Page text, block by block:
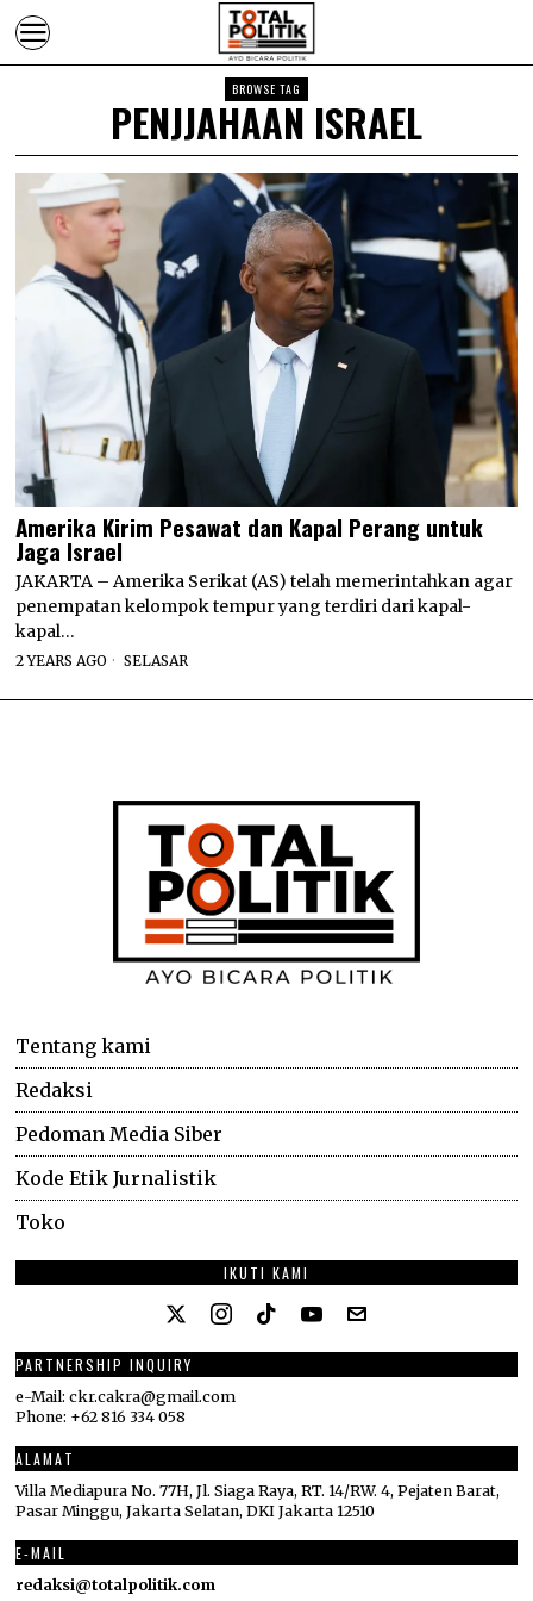
BROWSE TAG
PENJJAHAAN ISRAEL
Amerika Kirim Pesawat dan Kapal Perang untuk
Jaga Israel
JAKARTA – Amerika Serikat (AS) telah memerintahkan agar
penempatan kelompok tempur yang terdiri dari kapal-
kapal…
2 YEARS AGO SELASAR
Tentang kami
Redaksi
Pedoman Media Siber
Kode Etik Jurnalistik
Toko
IKUTI KAMI
PARTNERSHIP INQUIRY
e-Mail: ckr.cakra@gmail.com
Phone: +62 816 334 058
ALAMAT
Villa Mediapura No. 77H, Jl. Siaga Raya, RT. 14/RW. 4, Pejaten Barat,
Pasar Minggu, Jakarta Selatan, DKI Jakarta 12510
E-MAIL
redaksi@totalpolitik.com